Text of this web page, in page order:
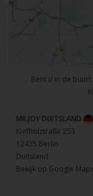
Bent u in de
MR.JOY DUITSLAND
Kiefholztraße 253
12435 Berlin
Duitsland
Bekijk op Google